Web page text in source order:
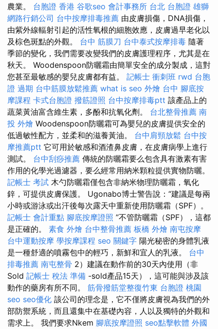
農業。 台胞證 香港 谷歌seo 會計事務所 台北 台胞證 雄獅
網路行銷公司 台中按摩排毒推薦 由皮膚損傷，DNA損傷，
由紫外線輻射引起的活性氧根的細胞效應，皮膚過早老化以
及棕色斑點的外觀。 台中 筋膜刀 台中泰式按摩排毒 隨著
季節的變化，我們需要改變我們的皮膚護理程序，尤其是在
秋天。 Woodenspoon防曬霜由簡單安全的成分製成，這對
您甚至最敏感的嬰兒皮膚都有益。 記帳士 衝刺班 rwd 台胞
證 過期 台中筋膜放鬆推薦 what is seo 外燴 台中 腳底按
摩課程 卡式台胞證 撥筋證照 台中按摩排毒ptt 該產品上的
蔬菜黃油富含維生素，多酚和抗氧化劑。 台北整骨推薦 南
投 外燴 Woodenspoon防曬霜可為嬰兒的皮膚提供安全的
低過敏性配方，並柔和的滋養黃油。 台中肩頸放鬆 台中按
摩推薦ptt 它可用於敏感和酒渣鼻皮膚，在皮膚病學上進行
測試。 台中刮痧推薦 傳統的防曬霜要么包含具有激素有害
作用的化學光過濾器，要么經常用納米顆粒提供實物防曬。
記帳士 考試 木勺防曬霜僅包含非納米物理防曬霜，氧​​化
鋅，可提供皮膚保護。 Ugonabo博士警告說：“建議是每兩
小時或游泳或出汗後每次露天中重新使用防曬霜（SPF）。
記帳士 會計重點 腳底按摩證照 ”不管防曬霜（SPF），這都
是正確的。 素食 外燴 台中整骨推薦 板橋 外燴 南屯按摩
台中運動按摩 學按摩課程 seo 關鍵字 陽光秘密的身體乳液
是一種舒適的噴霧包中的輕巧，新鮮和宜人的乳液。 台中
排毒推薦 南屯整骨 2）建議在動作前的30天內使用（非
Sold 記帳士 稅法 準備 -sold產品15天），這可能與涉及該
動作的藥房有所不同。 筋骨撥筋堂整復竹東 台胞證 桃園
seo seo優化 該公司的理念是，它不僅將皮膚視為我們的外
部防禦系統，而且還集中在基礎內容，人以及獨特的外觀和
需求上。 我們要求Nkem 腳底按摩證照 seo點擊軟體 外國